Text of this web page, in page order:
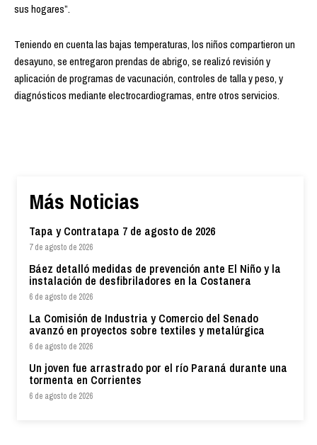
sus hogares”.
Teniendo en cuenta las bajas temperaturas, los niños compartieron un
desayuno, se entregaron prendas de abrigo, se realizó revisión y
aplicación de programas de vacunación, controles de talla y peso, y
diagnósticos mediante electrocardiogramas, entre otros servicios.
Más Noticias
Tapa y Contratapa 7 de agosto de 2026
7 de agosto de 2026
Báez detalló medidas de prevención ante El Niño y la
instalación de desfibriladores en la Costanera
6 de agosto de 2026
La Comisión de Industria y Comercio del Senado
avanzó en proyectos sobre textiles y metalúrgica
6 de agosto de 2026
Un joven fue arrastrado por el río Paraná durante una
tormenta en Corrientes
6 de agosto de 2026